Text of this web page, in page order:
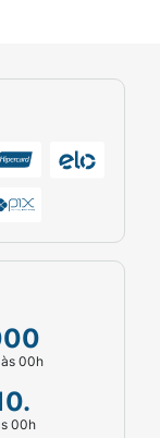
às 00h
00h